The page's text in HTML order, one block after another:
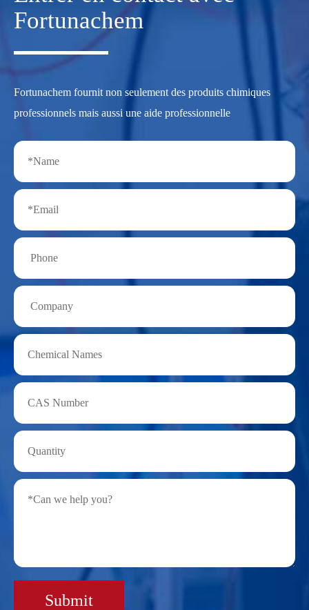
Fortunachem
Fortunachem fournit non seulement des produits chimiques
professionnels mais aussi une aide professionnelle
Submit